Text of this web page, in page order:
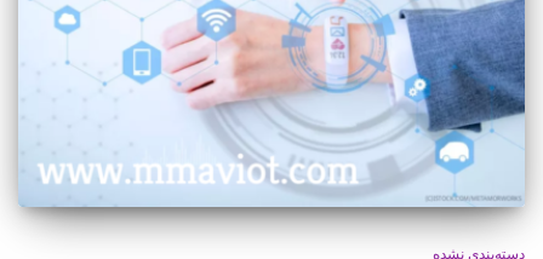
دسته‌بندی نشده